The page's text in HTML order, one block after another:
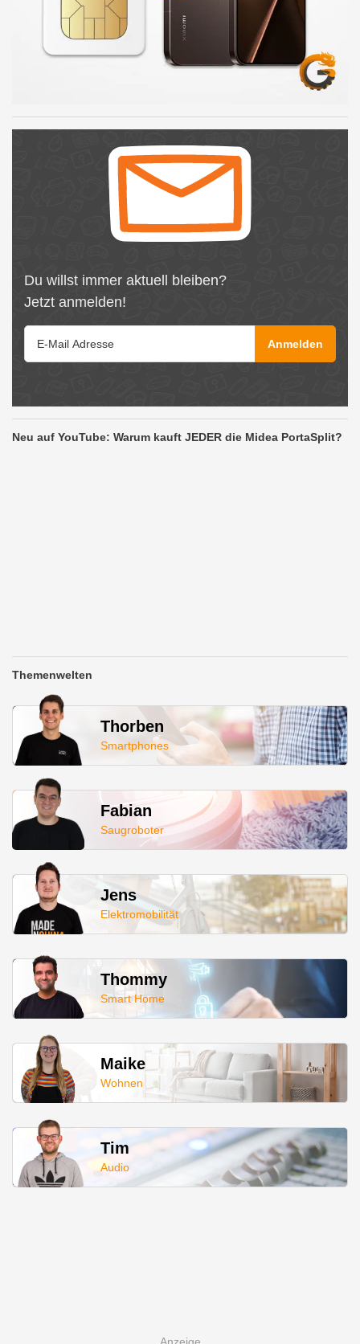
Du willst immer aktuell bleiben?
Jetzt anmelden!
Anmelden
Neu auf YouTube: Warum kauft JEDER die Midea PortaSplit?
Themenwelten
Thorben
Smartphones
Fabian
Saugroboter
Jens
Elektromobilität
Thommy
Smart Home
Maike
Wohnen
Tim
Audio